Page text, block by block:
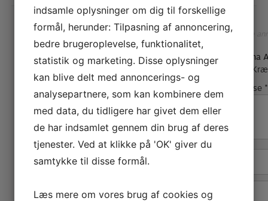
Der er endnu ikke nogle
Vær den første til at anmelde “Yamaha
Din e-mailadresse vil ikke blive publiceret.
Din anmeldelse *
Navn
E-mail*
YAMAHA FLUTE DAYS
24/25th of August – We will welcome Keisuke Tanaka who is
representing Yamaha from Hamburg!
Come try flutes and have a coffee
Hope to see you then!
indsamle oplysninger om dig til forskellige
formål, herunder: Tilpasning af annoncering,
bedre brugeroplevelse, funktionalitet,
statistik og marketing. Disse oplysninger
kan blive delt med annoncerings- og
analysepartnere, som kan kombinere dem
med data, du tidligere har givet dem eller
de har indsamlet gennem din brug af deres
tjenester. Ved at klikke på 'OK' giver du
samtykke til disse formål.
Læs mere om vores brug af cookies og